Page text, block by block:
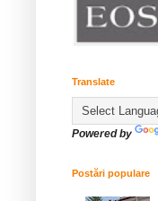
Translate
Powered by
Postări populare